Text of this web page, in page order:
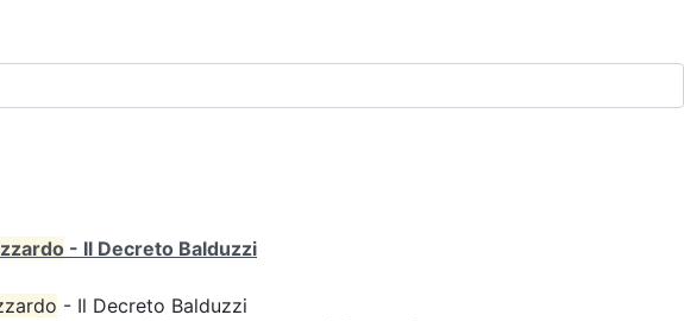
- Il Decreto Balduzzi
- Il Decreto Balduzzi